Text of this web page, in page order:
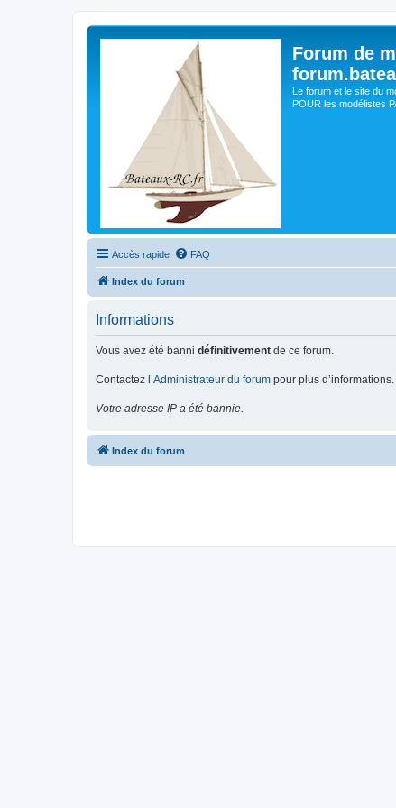
Forum de
Le forum et le site du
POUR les modélistes
Accès rapide FAQ
Index du forum
Informations
Vous avez été banni définitivement de ce forum.
Contactez l’Administrateur du forum pour plus d’informations.
Votre adresse IP a été bannie.
Index du forum